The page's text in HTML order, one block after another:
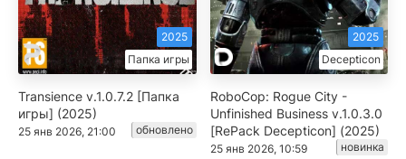
Папка игры
2025
Transience v.1.0.7.2 [Папка
игры] (2025)
25 янв 2026, 21:00 обновлено
Decepticon
2025
RoboCop: Rogue City -
Unfinished Business v.1.0.3.0
[RePack Decepticon] (2025)
25 янв 2026, 10:59 новинка